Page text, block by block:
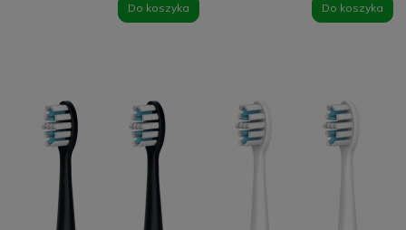
Do koszyka Do koszyka